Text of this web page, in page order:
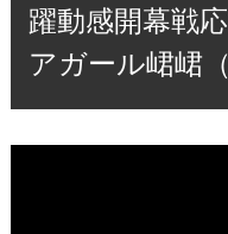
躍動感開幕戦
アガール峮峮